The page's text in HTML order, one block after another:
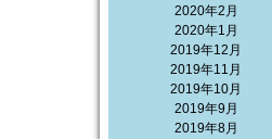
2020年2月
2020年1月
2019年12月
2019年11月
2019年10月
2019年9月
2019年8月